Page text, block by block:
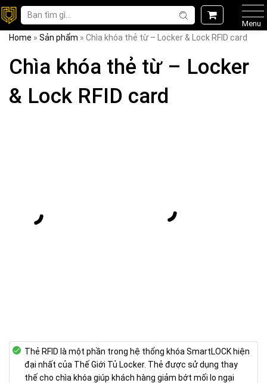
Menu
Home » Sản phẩm » Chìa khóa thẻ từ – Locker & Lock RFID card
Chìa khóa thẻ từ – Locker
& Lock RFID card
Thẻ RFID là một phần trong hệ thống khóa SmartLOCK hiện
đại nhất của Thế Giới Tủ Locker. Thẻ được sử dụng thay
thế cho chìa khóa giúp khách hàng giảm bớt mối lo ngại